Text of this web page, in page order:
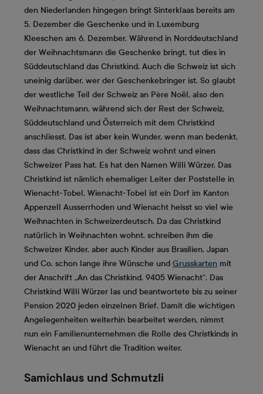
den Niederlanden hingegen bringt Sinterklaas bereits am
5. Dezember die Geschenke und in Luxemburg
Kleeschen am 6. Dezember. Während in Norddeutschland
der Weihnachtsmann die Geschenke bringt, tut dies in
Süddeutschland das Christkind. Auch die Schweiz ist sich
uneinig darüber, wer der Geschenkebringer ist. So glaubt
der westliche Teil der Schweiz an Père Noël, also den
Weihnachtsmann, während sich der Rest der Schweiz,
Süddeutschland und Österreich mit dem Christkind
anschliesst. Das ist aber kein Wunder, wenn man bedenkt,
dass das Christkind in der Schweiz wohnt und einen
Schweizer Pass hat. Es hat den Namen Willi Würzer. Das
Christkind ist nämlich ehemaliger Leiter der Poststelle in
Wienacht-Tobel. Wienacht-Tobel ist ein Dorf im Kanton
Appenzell Ausserrhoden und Wienacht heisst so viel wie
Weihnachten in Schweizerdeutsch. Da das Christkind
natürlich in Weihnachten wohnt, schreiben ihm die
Schweizer Kinder, aber auch Kinder aus Brasilien, Japan
und Co. schon lange ihre Wünsche und Grusskarten mit
der Anschrift „An das Christkind, 9405 Wienacht“. Das
Christkind Willi Würzer las und beantwortete bis zu seiner
Pension 2020 jeden einzelnen Brief. Damit die wichtigen
Angelegenheiten weiterhin bearbeitet werden, nimmt
nun ein Familienunternehmen die Rolle des Christkinds in
Wienacht an und führt die Tradition weiter.
Samichlaus und Schmutzli